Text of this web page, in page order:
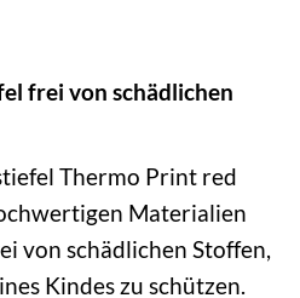
frei von schädlichen
Thermo Print red
Materialien
von schädlichen Stoffen,
Kindes zu schützen.